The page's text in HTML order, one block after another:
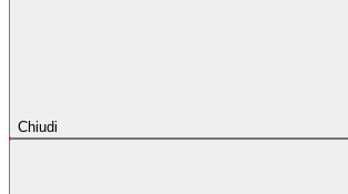
Chiudi